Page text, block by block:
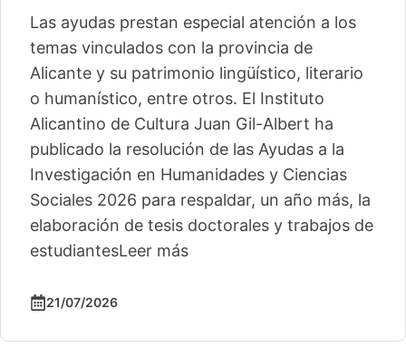
Las ayudas prestan especial atención a los
temas vinculados con la provincia de
Alicante y su patrimonio lingüístico, literario
o humanístico, entre otros. El Instituto
Alicantino de Cultura Juan Gil-Albert ha
publicado la resolución de las Ayudas a la
Investigación en Humanidades y Ciencias
Sociales 2026 para respaldar, un año más, la
elaboración de tesis doctorales y trabajos de
estudiantesLeer más
21/07/2026